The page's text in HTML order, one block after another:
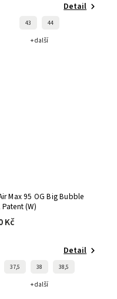
Detail
43 44
+ další
Max 95 OG Big Bubble
(W)
Kč
Detail
37,5 38 38,5
+ další